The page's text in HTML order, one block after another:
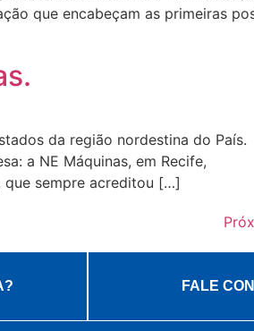
que encabeçam as primeiras
da região nordestina do País.
a NE Máquinas, em Recife,
que sempre acreditou […]
FALE